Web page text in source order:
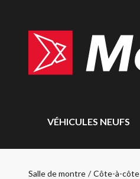
VÉHICULES NEUFS
Salle de montre / Côte-à-côte